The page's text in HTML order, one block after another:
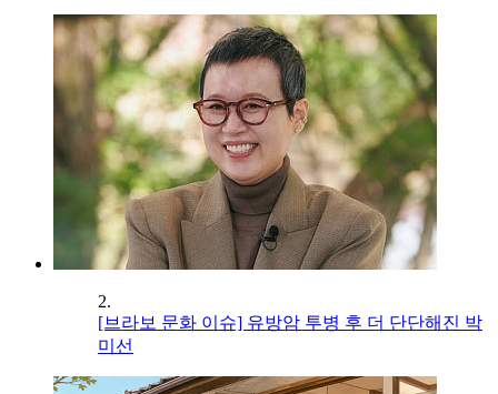
2.
[브라보 문화 이슈] 유방암 투병 후 더 단단해진 박
미선